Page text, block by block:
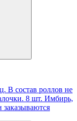
В состав роллов не
8 шт. Имбирь,
заказываются